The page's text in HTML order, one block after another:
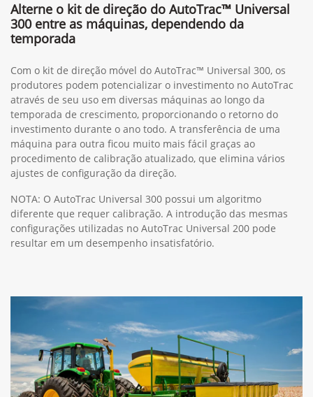
Alterne o kit de direção do AutoTrac™ Universal
300 entre as máquinas, dependendo da
temporada
Com o kit de direção móvel do AutoTrac™ Universal 300, os
produtores podem potencializar o investimento no AutoTrac
através de seu uso em diversas máquinas ao longo da
temporada de crescimento, proporcionando o retorno do
investimento durante o ano todo. A transferência de uma
máquina para outra ficou muito mais fácil graças ao
procedimento de calibração atualizado, que elimina vários
ajustes de configuração da direção.
NOTA: O AutoTrac Universal 300 possui um algoritmo
diferente que requer calibração. A introdução das mesmas
configurações utilizadas no AutoTrac Universal 200 pode
resultar em um desempenho insatisfatório.